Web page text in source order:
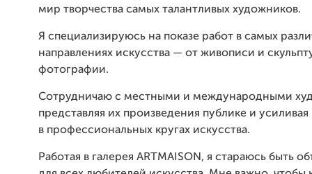
мир творчества самых талантливых художников.
Я специализируюсь на показе работ в самых
направлениях искусства — от живописи и
фотографии.
Сотрудничаю с местными и международными
представляя их произведения публике и
в профессиональных кругах искусства.
Работая в галерея ARTMAISON, я стараюсь быть